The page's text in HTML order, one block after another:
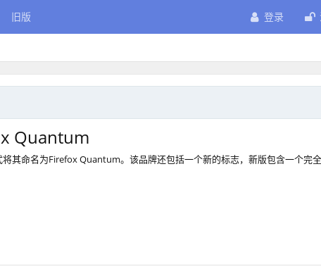
旧版 登录
Quantum
其命名为Firefox Quantum。该品牌还包括一个新的标志，新版包含一个完